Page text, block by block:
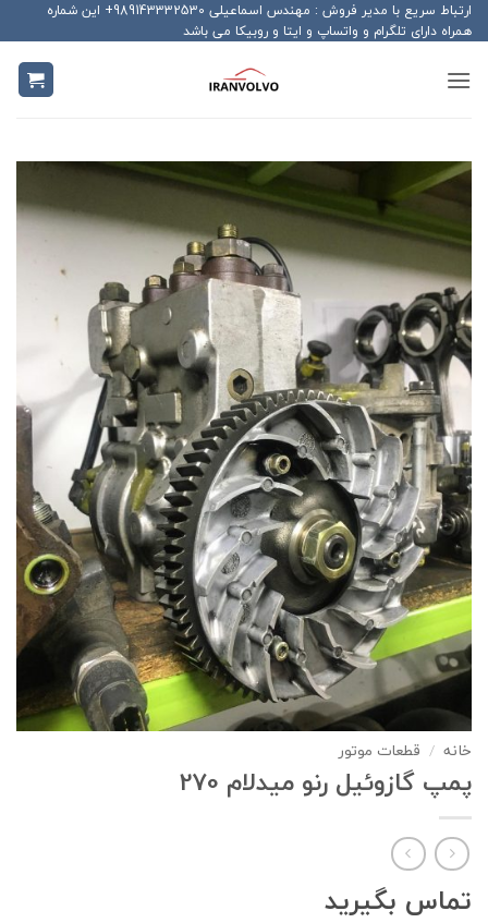
Skip
to
content
ارتباط سریع با مدیر فروش : مهندس اسماعیلی 989143332530+ این شماره
همراه دارای تلگرام و واتساپ و ایتا و روبیکا می باشد
خانه / قطعات موتور
پمپ گازوئیل رنو میدلام 270
تماس بگیرید